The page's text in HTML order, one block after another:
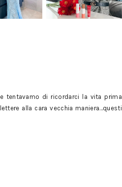
tentavamo di ricordarci la vita prima
alla cara vecchia maniera...questi